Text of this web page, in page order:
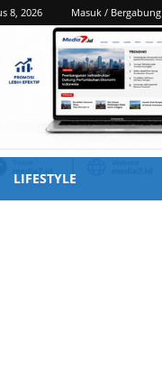
8, 2026 Masuk / Bergabung
LIFESTYLE